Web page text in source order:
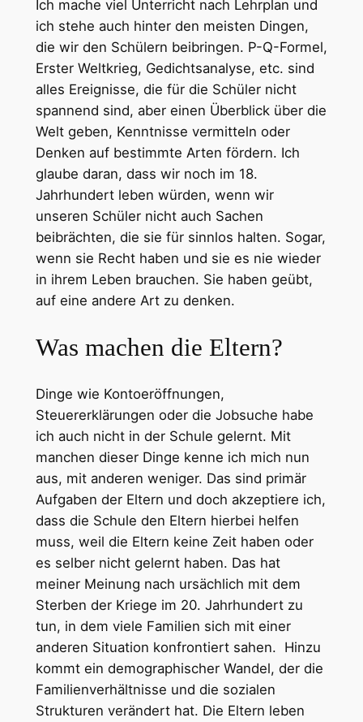
Ich mache viel Unterricht nach Lehrplan und
ich stehe auch hinter den meisten Dingen,
die wir den Schülern beibringen. P-Q-Formel,
Erster Weltkrieg, Gedichtsanalyse, etc. sind
alles Ereignisse, die für die Schüler nicht
spannend sind, aber einen Überblick über die
Welt geben, Kenntnisse vermitteln oder
Denken auf bestimmte Arten fördern. Ich
glaube daran, dass wir noch im 18.
Jahrhundert leben würden, wenn wir
unseren Schüler nicht auch Sachen
beibrächten, die sie für sinnlos halten. Sogar,
wenn sie Recht haben und sie es nie wieder
in ihrem Leben brauchen. Sie haben geübt,
auf eine andere Art zu denken.
Was machen die Eltern?
Dinge wie Kontoeröffnungen,
Steuererklärungen oder die Jobsuche habe
ich auch nicht in der Schule gelernt. Mit
manchen dieser Dinge kenne ich mich nun
aus, mit anderen weniger. Das sind primär
Aufgaben der Eltern und doch akzeptiere ich,
dass die Schule den Eltern hierbei helfen
muss, weil die Eltern keine Zeit haben oder
es selber nicht gelernt haben. Das hat
meiner Meinung nach ursächlich mit dem
Sterben der Kriege im 20. Jahrhundert zu
tun, in dem viele Familien sich mit einer
anderen Situation konfrontiert sahen. Hinzu
kommt ein demographischer Wandel, der die
Familienverhältnisse und die sozialen
Strukturen verändert hat. Die Eltern leben